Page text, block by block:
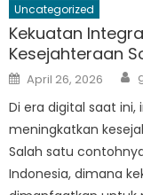
Uncategorized
Kekuatan
Kesejahteraan
Posted
on
April 26, 2026
Di era digital saat
meningkatkan
Salah satu
Indonesia, dimana